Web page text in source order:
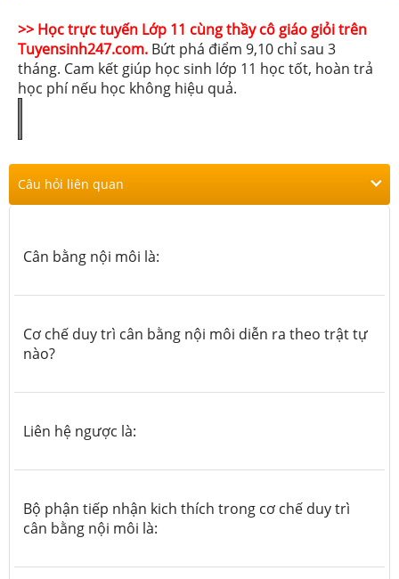
>> Học trực tuyến Lớp 11 cùng thầy cô giáo giỏi trên
Tuyensinh247.com. Bứt phá điểm 9,10 chỉ sau 3
tháng. Cam kết giúp học sinh lớp 11 học tốt, hoàn trả
học phí nếu học không hiệu quả.
Câu hỏi liên quan
Cân bằng nội môi là:
Cơ chế duy trì cân bằng nội môi diễn ra theo trật tự
nào?
Liên hệ ngược là:
Bộ phận tiếp nhận kich thích trong cơ chế duy trì
cân bằng nội môi là: